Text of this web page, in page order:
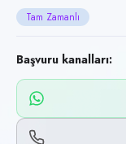
WhatsApp, Telegram,
İlan açıklaması
Palet ve sevkiyat
Tam Zamanlı
Başvuru kanalları: